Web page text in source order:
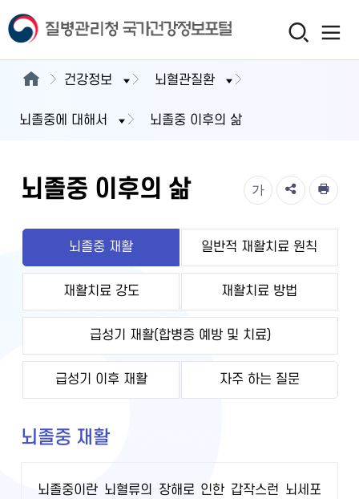
건강정보 뇌혈관질환
뇌졸중에 대해서 뇌졸중 이후의 삶
뇌졸중 이후의 삶 가
뇌졸중 재활 일반적 재활치료 원칙
재활치료 강도 재활치료 방법
급성기 재활(합병증 예방 및 치료)
급성기 이후 재활 자주 하는 질문
뇌졸중 재활
뇌졸중이란 뇌혈류의 장해로 인한 갑작스런 뇌세포